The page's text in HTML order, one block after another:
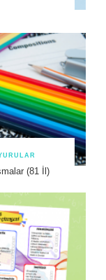
(81 İl)